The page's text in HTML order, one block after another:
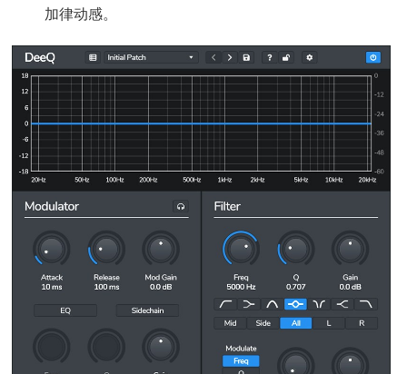
加律动感。